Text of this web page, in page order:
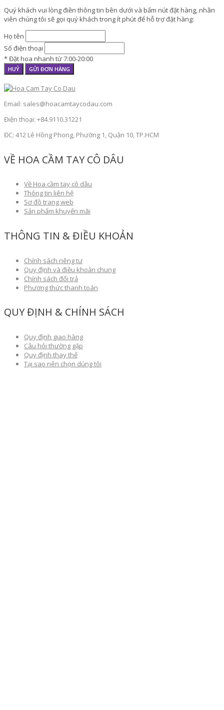
Quý khách vui lòng điền thông tin bên dưới và bấm nút đặt hàng, nhân
viên chúng tôi sẽ gọi quý khách trong ít phút để hỗ trợ đặt hàng:
Họ tên
Số điện thoại
* Đặt hoa nhanh từ 7:00-20:00
HUỶ GỬI ĐƠN HÀNG
Email: sales@hoacamtaycodau.com
Điện thoại: +84.9110.31221
ĐC: 412 Lê Hồng Phong, Phường 1, Quận 10, TP.HCM
VỀ HOA CẦM TAY CÔ DÂU
Về Hoa cầm tay cô dâu
Thông tin liên hệ
Sơ đồ trang web
Sản phẩm khuyến mãi
THÔNG TIN & ĐIỀU KHOẢN
Chính sách riêng tư
Quy định và điều khoản chung
Chính sách đổi trả
Phương thức thanh toán
QUY ĐỊNH & CHÍNH SÁCH
Quy định giao hàng
Câu hỏi thường gặp
Quy định thay thế
Tại sao nên chọn dúng tôi